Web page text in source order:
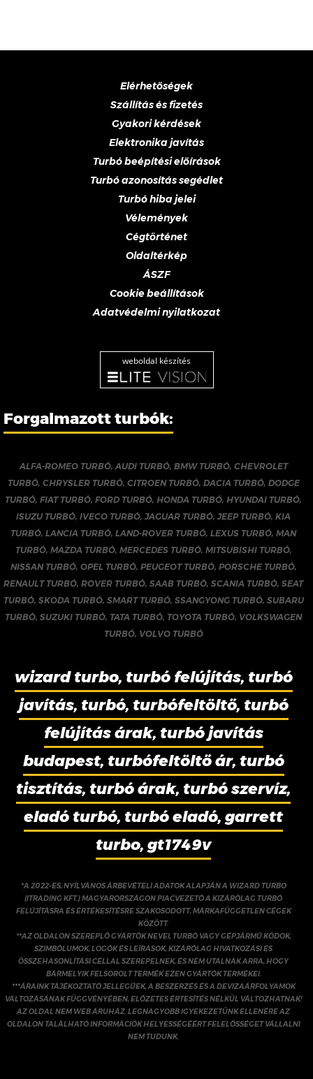
Elérhetőségek
Szállítás és fizetés
Gyakori kérdések
Elektronika javítás
Turbó beépítési előírások
Turbó azonosítás segédlet
Turbó hiba jelei
Vélemények
Cégtörténet
Oldaltérkép
ÁSZF
Cookie beállítások
Adatvédelmi nyilatkozat
weboldal készítés
Forgalmazott turbók:
ALFA-ROMEO TURBÓ,AUDI TURBÓ, BMW TURBÓ, CHEVROLET
TURBÓ, CHRYSLER TURBÓ, CITROEN TURBÓ, DACIA TURBÓ, DODGE
TURBÓ,FIAT TURBÓ,FORD TURBÓ, HONDA TURBÓ, HYUNDAI TURBÓ,
ISUZU TURBÓ,IVECO TURBÓ,JAGUAR TURBÓ,JEEP TURBÓ,KIA
TURBÓ,LANCIA TURBÓ,LAND-ROVER TURBÓ,LEXUS TURBÓ,MAN
TURBÓ, MAZDA TURBÓ, MERCEDES TURBÓ, MITSUBISHI TURBÓ,
NISSAN TURBÓ, OPEL TURBÓ, PEUGEOT TURBÓ, PORSCHE TURBÓ,
RENAULT TURBÓ,ROVER TURBÓ,SAAB TURBÓ,SCANIA TURBÓ,SEAT
TURBÓ, SKODA TURBÓ, SMART TURBÓ, SSANGYONG TURBÓ, SUBARU
TURBÓ,SUZUKI TURBÓ, TATA TURBÓ, TOYOTA TURBÓ, VOLKSWAGEN
TURBÓ, VOLVO TURBÓ
wizard turbo, turbó felújítás, turbó
javítás, turbó, turbófeltöltő, turbó
felújítás árak, turbó javítás
budapest, turbófeltöltő ár, turbó
tisztítás, turbó árak, turbó szervíz,
eladó turbó, turbó eladó, garrett
turbo, gt1749v
*A 2022-ES, NYÍLVÁNOS ÁRBEVÉTELI ADATOK ALAPJÁN A WIZARD TURBO
(ITRADING KFT.) MAGYARORSZÁGON PIACVEZETŐ A KIZÁRÓLAG TURBÓ
FELÚJÍTÁSRA ÉS ÉRTÉKESÍTÉSRE SZAKOSODOTT, MÁRKAFÜGGETLEN CÉGEK
KÖZÖTT.
**AZ OLDALON SZEREPLŐ GYÁRTÓK NEVEI, TURBÓ VAGY GÉPJÁRMŰ KÓDOK,
SZIMBÓLUMOK, LOGÓK ÉS LEÍRÁSOK, KIZÁRÓLAG HIVATKOZÁSI ÉS
ÖSSZEHASONLÍTÁSI CÉLLAL SZEREPELNEK, ÉS NEM UTALNAK ARRA, HOGY
BÁRMELYIK FELSOROLT TERMÉK EZEN GYÁRTÓK TERMÉKEI.
***ÁRAINK TÁJÉKOZTATÓ JELLEGŰEK, A BESZERZÉS ÉS A DEVIZAÁRFOLYAMOK
VÁLTOZÁSÁNAK FÜGGVÉNYÉBEN, ELŐZETES ÉRTESÍTÉS NÉLKÜL VÁLTOZHATNAK!
AZ OLDAL NEM WEB ÁRUHÁZ. LEGNAGYOBB IGYEKEZETÜNK ELLENÉRE AZ
OLDALON TALÁLHATÓ INFORMÁCIÓK HELYESSÉGÉÉRT FELELŐSSÉGET VÁLLALNI
NEM TUDUNK.